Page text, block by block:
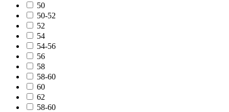
50
50-52
52
54
54-56
56
58
58-60
60
62
58-60